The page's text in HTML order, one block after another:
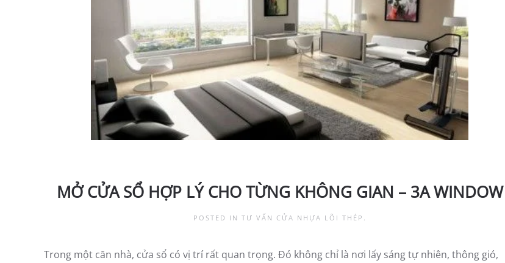
MỞ CỬA SỔ HỢP LÝ CHO TỪNG KHÔNG GIAN – 3A WINDOW
POSTED IN TƯ VẤN CỬA NHỰA LÕI THÉP .
Trong một căn nhà, cửa sổ có vị trí rất quan trọng. Đó không chỉ là nơi lấy sáng tự nhiên, thông gió,